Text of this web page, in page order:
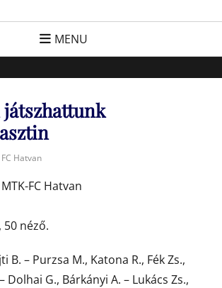
FC Hatvan
labdarúgásért, sportért!
MENU
FC Hatvan
FC Hatvan
néző.
B. – Purzsa M., Katona R., Fék Zs.,
Dolhai G., Bárkányi A. – Lukács Zs.,